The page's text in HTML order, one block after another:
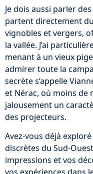
Je dois aussi parler
partent directement
vignobles et vergers,
la vallée. J’ai
menant à un vieux
admirer toute la
secrète s’appelle
et Nérac, où moins de
jalousement un
des projecteurs.
Avez-vous déjà
discrètes du Sud-
impressions et vos